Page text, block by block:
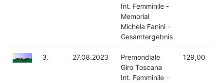
Int. Femminile -
Memorial
Michela Fanini -
Gesamtergebnis
3. 27.08.2023
Premondiale
Giro Toscana
Int. Femminile -
129,00